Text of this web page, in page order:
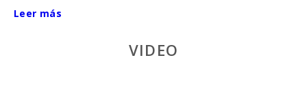
puertoyCalonge
. A media hora en coche se encuentran
, con sus tiendas y servicios, además de
Leer más
VIDEO